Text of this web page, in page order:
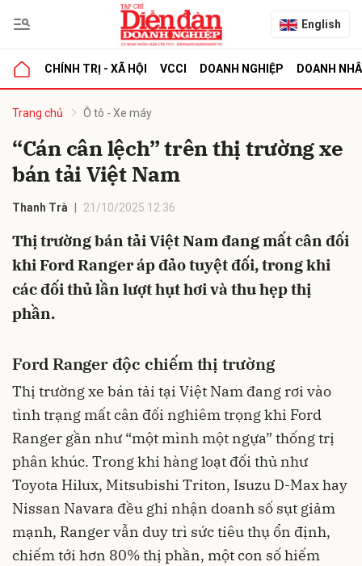
English
CHÍNH TRỊ - XÃ HỘI VCCI DOANH NGHIỆP DOANH
Trang chủ Ô tô - Xe máy
“Cán cân lệch” trên thị trường xe
bán tải Việt Nam
Thanh Trà 21/10/2025 12:36
Thị trường bán tải Việt Nam đang mất cân đối
khi Ford Ranger áp đảo tuyệt đối, trong khi
các đối thủ lần lượt hụt hơi và thu hẹp thị
phần.
Ford Ranger độc chiếm thị trường
Thị trường xe bán tải tại Việt Nam đang rơi vào
tình trạng mất cân đối nghiêm trọng khi Ford
Ranger gần như “một mình một ngựa” thống trị
phân khúc. Trong khi hàng loạt đối thủ như
Toyota Hilux, Mitsubishi Triton, Isuzu D-Max hay
Nissan Navara đều ghi nhận doanh số sụt giảm
mạnh, Ranger vẫn duy trì sức tiêu thụ ổn định,
chiếm tới hơn 80% thị phần, một con số hiếm
luận
Hủy